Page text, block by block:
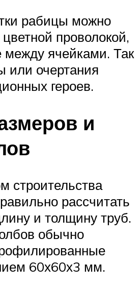
рабицы можно
проволокой,
между ячейками. Так
или очертания
героев.
и
строительства
рассчитать
и толщину труб.
обычно
60х60х3 мм.